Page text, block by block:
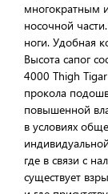
многократным
носочной
ноги. Удобная
Высота сапог
4000 Thigh
прокола
повышенной
в условиях
где в связи с
существует